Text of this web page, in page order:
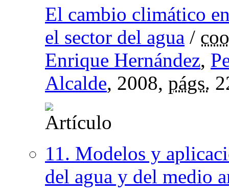
El cambio climático
el sector del agua /
Enrique Hernández,
Alcalde, 2008, págs.
11. Modelos y
del agua y del medio